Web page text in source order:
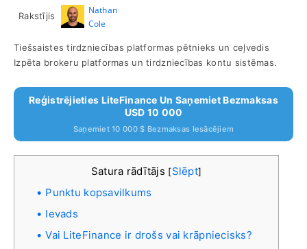
Rakstījis
Nathan
Cole
Tiešsaistes tirdzniecības platformas pētnieks un ceļvedis
Izpēta brokeru platformas un tirdzniecības kontu sistēmas.
Reģistrējieties LiteFinance Un Saņemiet Bezmaksas
USD 10 000
Saņemiet 10 000 $ Bezmaksas Iesācējiem
Satura rādītājs [Slēpt]
Punktu kopsavilkums
Ievads
Vai LiteFinance ir drošs vai krāpniecisks?